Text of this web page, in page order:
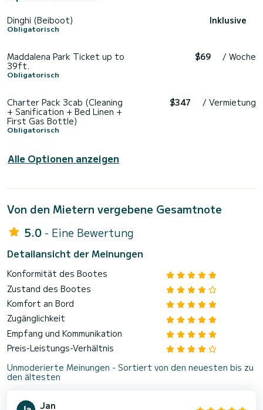
Dinghi (Beiboot)
Obligatorisch
Inklusive
Maddalena Park Ticket up to
39ft.
Obligatorisch
$69 / Woche
Charter Pack 3cab (Cleaning
+ Sanification + Bed Linen +
First Gas Bottle)
Obligatorisch
$347 / Vermietung
Alle Optionen anzeigen
Von den Mietern vergebene Gesamtnote
5.0 - Eine Bewertung
Detailansicht der Meinungen
Konformität des Bootes
Zustand des Bootes
Komfort an Bord
Zugänglichkeit
Empfang und Kommunikation
Preis-Leistungs-Verhältnis
Unmoderierte Meinungen - Sortiert von den neuesten bis zu
den ältesten
Jan